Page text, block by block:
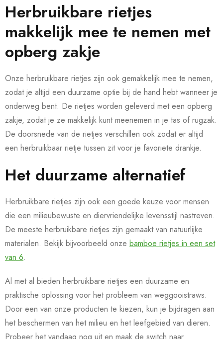
Herbruikbare rietjes
makkelijk mee te nemen met
opberg zakje
Onze herbruikbare rietjes zijn ook gemakkelijk mee te nemen,
zodat je altijd een duurzame optie bij de hand hebt wanneer je
onderweg bent. De rietjes worden geleverd met een opberg
zakje, zodat je ze makkelijk kunt meenemen in je tas of rugzak.
De doorsnede van de rietjes verschillen ook zodat er altijd
een herbruikbaar rietje tussen zit voor je favoriete drankje.
Het duurzame alternatief
Herbruikbare rietjes zijn ook een goede keuze voor mensen
die een milieubewuste en diervriendelijke levensstijl nastreven.
De meeste herbruikbare rietjes zijn gemaakt van natuurlijke
materialen. Bekijk bijvoorbeeld onze bamboe rietjes in een set
van 6.
Al met al bieden herbruikbare rietjes een duurzame en
praktische oplossing voor het probleem van weggooistraws.
Door een van onze producten te kiezen, kun je bijdragen aan
het beschermen van het milieu en het leefgebied van dieren.